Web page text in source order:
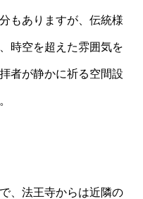
もありますが、伝統様
時空を超えた雰囲気を
者が静かに祈る空間設
、法王寺からは近隣の